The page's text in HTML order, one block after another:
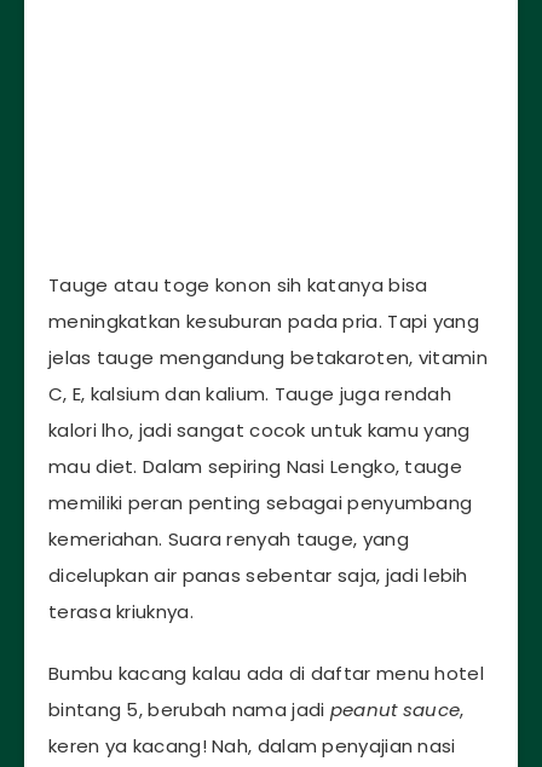
Tauge atau toge konon sih katanya bisa
meningkatkan kesuburan pada pria. Tapi yang
jelas tauge mengandung betakaroten, vitamin
C, E, kalsium dan kalium. Tauge juga rendah
kalori lho, jadi sangat cocok untuk kamu yang
mau diet. Dalam sepiring Nasi Lengko, tauge
memiliki peran penting sebagai penyumbang
kemeriahan. Suara renyah tauge, yang
dicelupkan air panas sebentar saja, jadi lebih
terasa kriuknya.
Bumbu kacang kalau ada di daftar menu hotel
bintang 5, berubah nama jadi peanut sauce,
keren ya kacang! Nah, dalam penyajian nasi